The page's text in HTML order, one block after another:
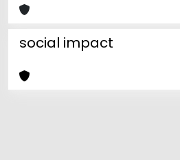
social impact